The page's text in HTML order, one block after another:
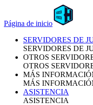
Página de inicio
SERVIDORES DE
SERVIDORES DE
OTROS
OTROS
MÁS
MÁS
ASISTENCIA
ASISTENCIA